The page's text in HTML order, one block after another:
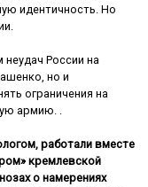
идентичность. Но
России на
но и
ограничения на
армию. .
работали вместе
кремлевской
о намерениях